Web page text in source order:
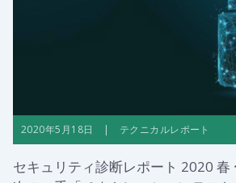
2020年5月18日 | テクニカルレポート
セキュリティ診断レポート 2020 春